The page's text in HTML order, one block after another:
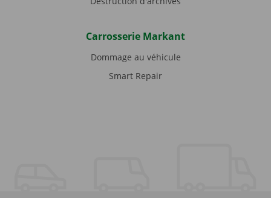
Carrosserie Markant
Dommage au véhicule
Smart Repair